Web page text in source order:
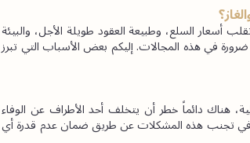
تتميز معاملات الذهب والنفط والغاز بقيمتها العالية المترافقة مع مخاطرها الكبيرة. إن تقلب أسعار السلع، وطبيعة العقود طويلة الأجل، والبيئة
التنظيمية المعقدة في دبي وعلى المستوى العالمي تجعل من خدمات حساب الضمان ضرورة في هذه المجالات. إليكم بعض الأسباب التي تبرز
الميزة الرئيسية لخدمات الضمان هي الحد من المخاطر. في أي صفقة ذات قيمة عالية، هناك دائماً خطر أن يتخلف أحد الأطراف عن الوفاء
بالتزاماته، مما يؤدي إلى نزاعات أو خسائر مالية أو خرق للعقد. تساعد خدمات الضمان في تجنب هذه المشكلات عن طريق ضمان عدم قدرة أي